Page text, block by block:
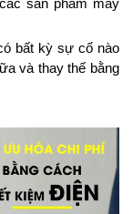
bất kỳ sự cố nào
và thay thế bằng